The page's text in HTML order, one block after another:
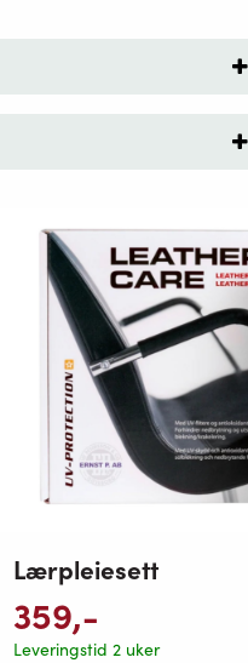
Lærpleiesett
359,-
Leveringstid 2 uker